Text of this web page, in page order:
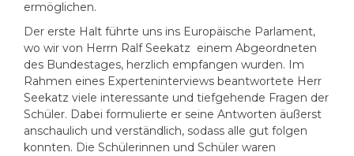
ermöglichen.
Der erste Halt führte uns ins Europäische Parlament,
wo wir von Herrn Ralf Seekatz einem Abgeordneten
des Bundestages, herzlich empfangen wurden. Im
Rahmen eines Experteninterviews beantwortete Herr
Seekatz viele interessante und tiefgehende Fragen der
Schüler. Dabei formulierte er seine Antworten äußerst
anschaulich und verständlich, sodass alle gut folgen
konnten. Die Schülerinnen und Schüler waren